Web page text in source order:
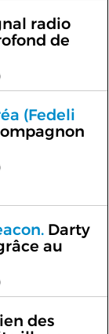
radio
de
(Fedeli
Darty
au
des